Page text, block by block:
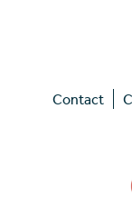
Contact